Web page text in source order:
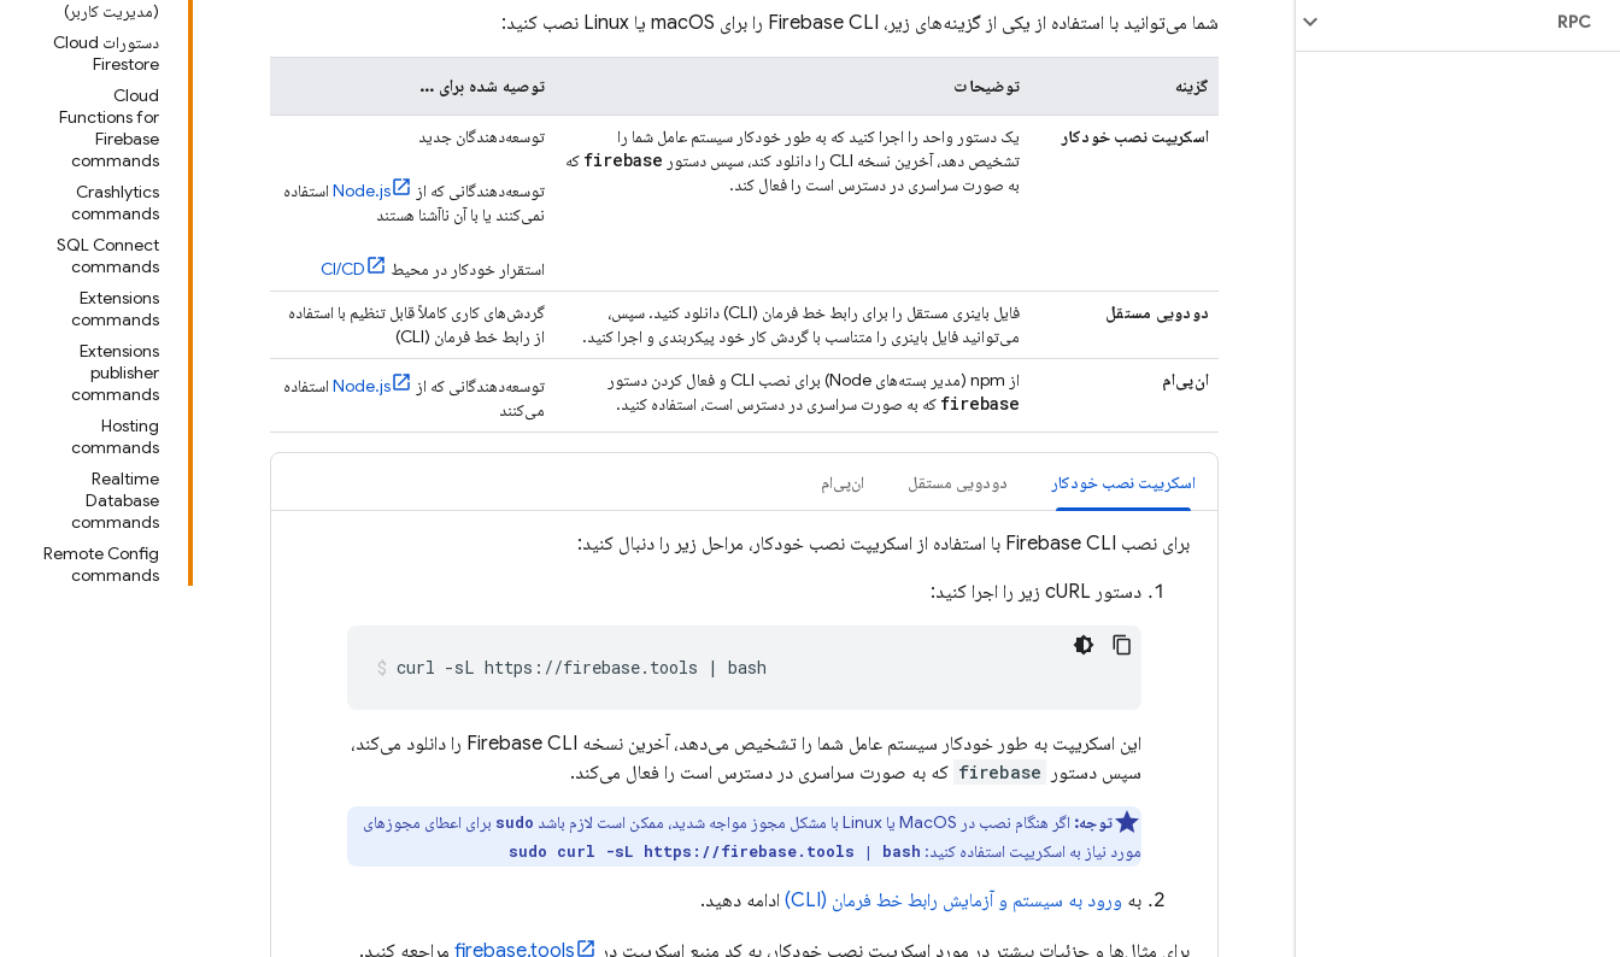
RPC
(مدیریت کاربر)
دستورات Cloud
Firestore
Cloud
Functions for
Firebase
commands
Crashlytics
commands
SQL Connect
commands
Extensions
commands
Extensions
publisher
commands
Hosting
commands
Realtime
Database
commands
Remote Config
commands
شما می‌توانید با استفاده از یکی از گزینه‌های زیر، Firebase CLI را برای macOS یا Linux نصب کنید:
گزینه توضیحات توصیه شده برای ...
اسکریپت نصب خودکار
یک دستور واحد را اجرا کنید که به طور خودکار سیستم عامل شما را
تشخیص دهد، آخرین نسخه CLI را دانلود کند، سپس دستور
firebase که
به صورت سراسری در دسترس است را فعال کند.
توسعه‌دهندگان جدید
توسعه‌دهندگانی که از Node.js استفاده
نمی‌کنند یا با آن ناآشنا هستند
استقرار خودکار در محیط
CI/CD
دودویی مستقل
فایل باینری مستقل را برای رابط خط فرمان (CLI) دانلود کنید. سپس،
می‌توانید فایل باینری را متناسب با گردش کار خود پیکربندی و اجرا کنید.
گردش‌های کاری کاملاً قابل تنظیم با استفاده
از رابط خط فرمان (CLI)
ان‌پی‌ام
از npm (مدیر بسته‌های Node) برای نصب CLI و فعال کردن دستور
firebase که به صورت سراسری در دسترس است، استفاده کنید.
توسعه‌دهندگانی که از Node.js استفاده
می‌کنند
اسکریپت نصب خودکار دودویی مستقل ان‌پی‌ام
برای نصب Firebase CLI با استفاده از اسکریپت نصب خودکار، مراحل زیر را دنبال کنید:
دستور cURL زیر را اجرا کنید:
curl -sL https://firebase.tools | bash
این اسکریپت به طور خودکار سیستم عامل شما را تشخیص می‌دهد، آخرین نسخه Firebase CLI را دانلود می‌کند،
سپس دستور
firebase که به صورت سراسری در دسترس است را فعال می‌کند.
توجه: اگر هنگام نصب در MacOS یا Linux با مشکل مجوز مواجه شدید، ممکن است لازم باشد sudo برای اعطای مجوزهای
مورد نیاز به اسکریپت استفاده کنید: sudo curl -sL https://firebase.tools | bash
به ورود به سیستم و آزمایش رابط خط فرمان (CLI) ادامه دهید.
برای مثال‌ها و جزئیات بیشتر در مورد اسکریپت نصب خودکار، به کد منبع اسکریپت در firebase.tools مراجعه کنید.